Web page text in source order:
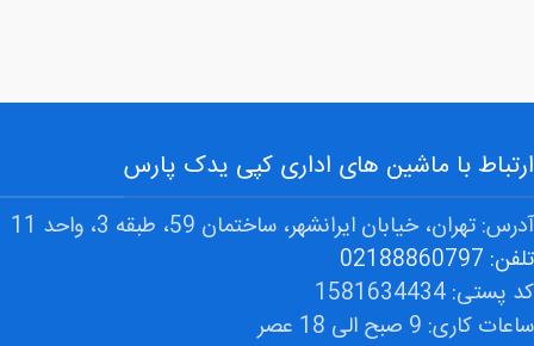
ارتباط با ماشین های اداری کپی یدک پارس
آدرس: تهران، خیابان ایرانشهر، ساختمان 59، طبقه 3، واحد 11
تلفن: 02188860797
کد پستی: 1581634434
ساعات کاری: 9 صبح الی 18 عصر